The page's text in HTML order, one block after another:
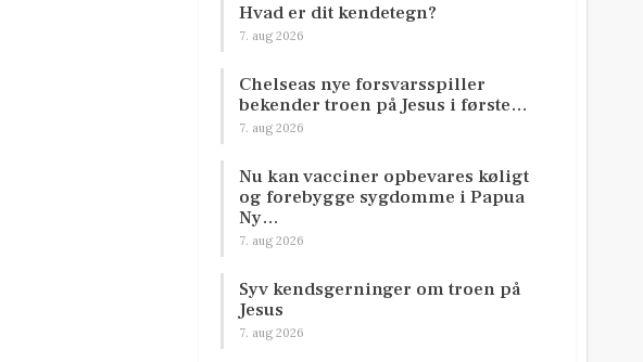
Hvad er dit kendetegn?
7. aug 2026
Chelseas nye forsvarsspiller
bekender troen på Jesus i første…
7. aug 2026
Nu kan vacciner opbevares køligt
og forebygge sygdomme i Papua
Ny…
7. aug 2026
Syv kendsgerninger om troen på
Jesus
7. aug 2026